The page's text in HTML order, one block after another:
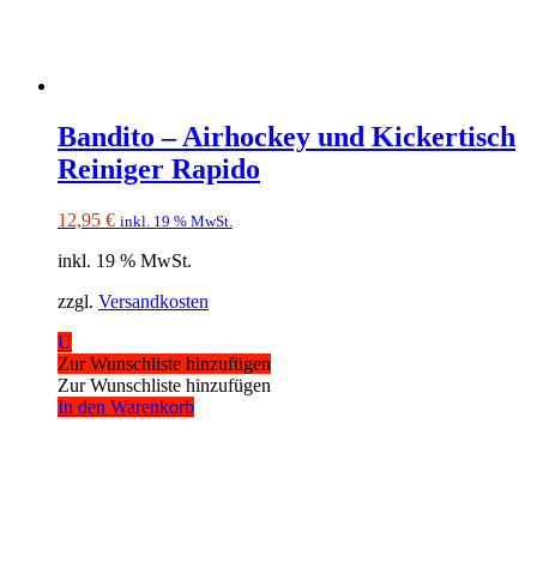
Bandito – Airhockey und Kickertisch
Reiniger Rapido
12,95 € inkl. 19 % MwSt.
inkl. 19 % MwSt.
zzgl. Versandkosten
U
Zur Wunschliste hinzufügen
Zur Wunschliste hinzufügen
In den Warenkorb